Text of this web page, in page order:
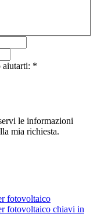
aiutarti: *
le informazioni
mia richiesta.
fotovoltaico
fotovoltaico chiavi in